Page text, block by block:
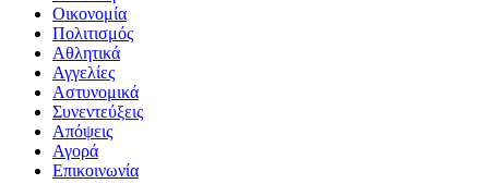
Οικονομία
Πολιτισμός
Αθλητικά
Αγγελίες
Αστυνομικά
Συνεντεύξεις
Απόψεις
Αγορά
Επικοινωνία